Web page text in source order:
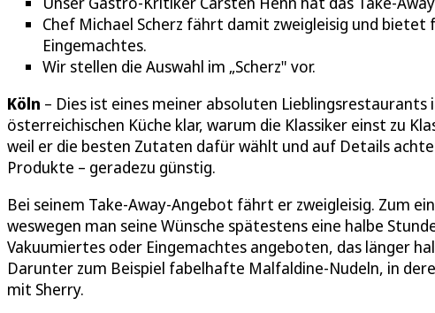
Chef Michael Scherz fährt damit zweigleisig und
Eingemachtes.
Wir stellen die Auswahl im „Scherz" vor.
Köln – Dies ist eines meiner absoluten
österreichischen Küche klar, warum die Klassiker einst zu
weil er die besten Zutaten dafür wählt und auf Details
Produkte – geradezu günstig.
Bei seinem Take-Away-Angebot fährt er zweigleisig. Zum
weswegen man seine Wünsche spätestens eine halbe
Vakuumiertes oder Eingemachtes angeboten, das länger
Darunter zum Beispiel fabelhafte Malfaldine-Nudeln, in
mit Sherry.